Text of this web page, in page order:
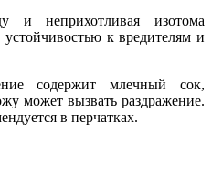
и неприхотливая изотома
к вредителям и
содержит млечный сок,
может вызвать раздражение.
в перчатках.